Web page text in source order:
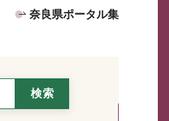
奈良県ポータル集